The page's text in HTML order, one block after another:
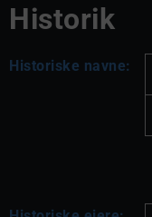
Historik
Historiske navne: